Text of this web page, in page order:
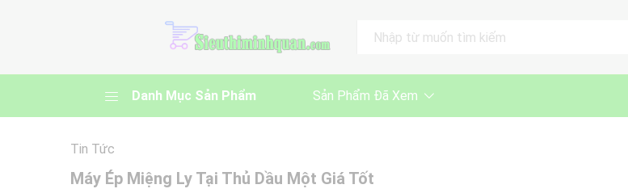
Danh Mục Sản Phẩm Sản Phẩm Đã Xem
Tin Tức
Máy Ép Miệng Ly Tại Thủ Dầu Một Giá Tốt